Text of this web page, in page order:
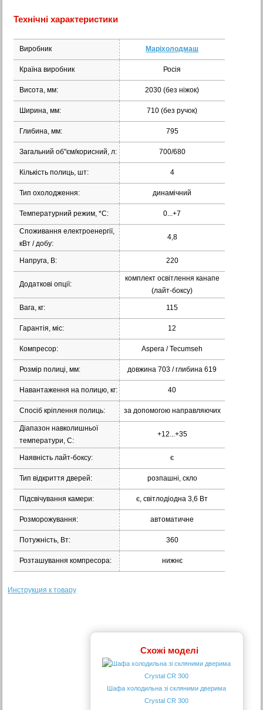
Технічні характеристики
Виробник Маріхолодмаш
Країна виробник Росія
Висота, мм: 2030 (без ніжок)
Ширина, мм: 710 (без ручок)
Глибина, мм: 795
Загальний об"єм/корисний, л: 700/680
Кількість полиць, шт: 4
Тип охолодження: динамічний
Температурний режим, *С: 0...+7
Споживання електроенергії,
кВт / добу:
4,8
Напруга, В: 220
Додаткові опції:
комплект освітлення канапе
(лайт-боксу)
Вага, кг: 115
Гарантія, міс: 12
Компресор: Aspera / Tecumseh
Розмір полиці, мм: довжина 703 / глибина 619
Навантаження на полицю, кг: 40
Спосіб кріплення полиць: за допомогою направляючих
Діапазон навколишньої
температури, С:
+12...+35
Наявність лайт-боксу: є
Тип відкриття дверей: розпашні, скло
Підсвічування камери: є, світлодіодна 3,6 Вт
Розморожування: автоматичне
Потужність, Вт: 360
Розташування компресора: нижнє
Инструкция к товару
Схожі моделі
Шафа холодильна зі скляними дверима
Crystal CR 300